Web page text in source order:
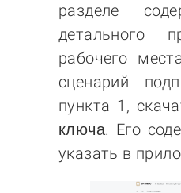
разделе
детального
рабочего
сценарий
пункта 1,
ключа. Его
указать в